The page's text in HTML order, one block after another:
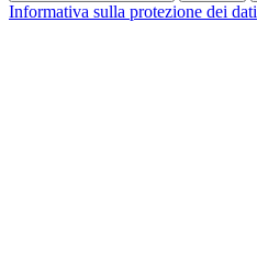
Informativa sulla protezione dei dati